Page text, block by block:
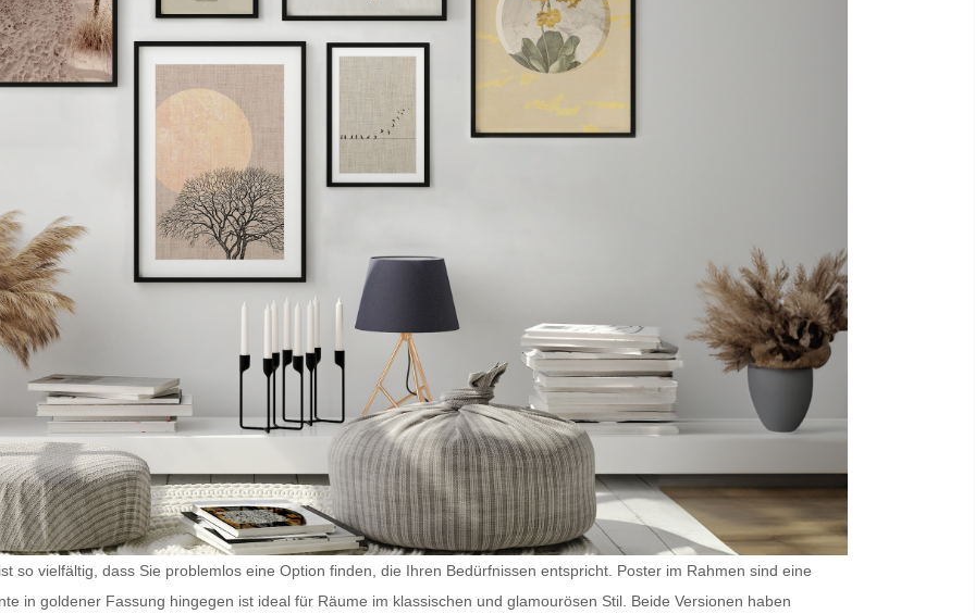
so vielfältig, dass Sie problemlos eine Option finden, die Ihren Bedürfnissen entspricht. Poster im Rahmen sind eine
in goldener Fassung hingegen ist ideal für Räume im klassischen und glamourösen Stil. Beide Versionen haben